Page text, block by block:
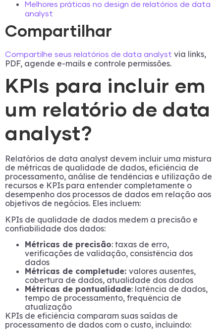
Melhores práticas no design de relatórios de data
analyst
Compartilhar
Compartilhe seus relatórios de data analyst via links,
PDF, agende e-mails e controle permissões.
KPIs para incluir em
um relatório de data
analyst?
Relatórios de data analyst devem incluir uma mistura
de métricas de qualidade de dados, eficiência de
processamento, análise de tendências e utilização de
recursos e KPIs para entender completamente o
desempenho dos processos de dados em relação aos
objetivos de negócios. Eles incluem:
KPIs de qualidade de dados medem a precisão e
confiabilidade dos dados:
Métricas de precisão: taxas de erro,
verificações de validação, consistência dos
dados
Métricas de completude: valores ausentes,
cobertura de dados, atualidade dos dados
Métricas de pontualidade: latência de dados,
tempo de processamento, frequência de
atualização
KPIs de eficiência comparam suas saídas de
processamento de dados com o custo, incluindo: